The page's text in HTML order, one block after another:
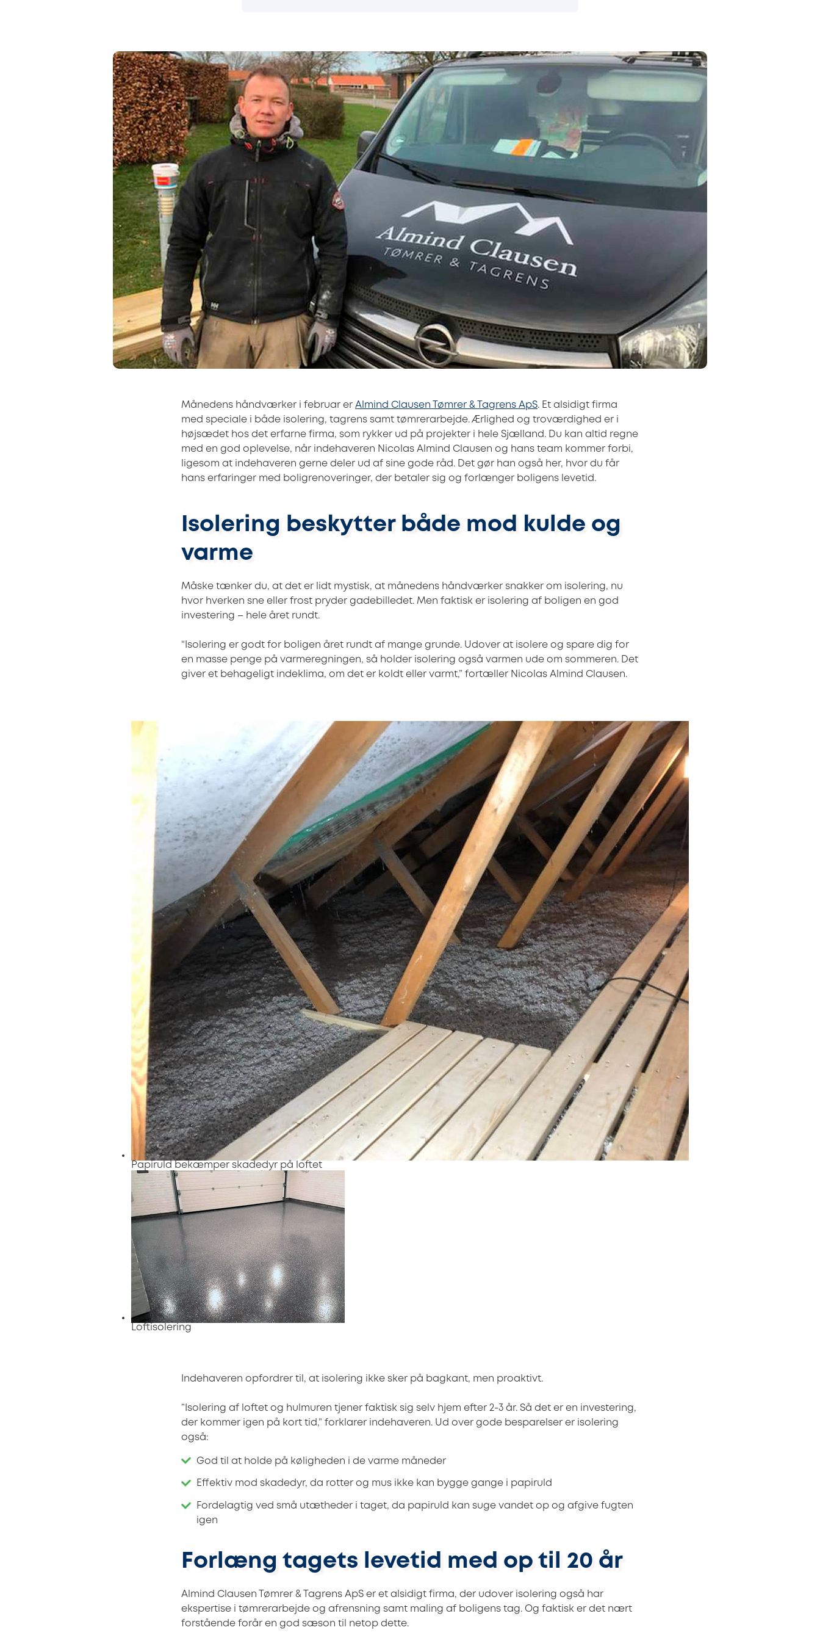
Månedens håndværker i februar er Almind Clausen Tømrer & Tagrens ApS. Et alsidigt firma
med speciale i både isolering, tagrens samt tømrerarbejde. Ærlighed og troværdighed er i
højsædet hos det erfarne firma, som rykker ud på projekter i hele Sjælland. Du kan altid regne
med en god oplevelse, når indehaveren Nicolas Almind Clausen og hans team kommer forbi,
ligesom at indehaveren gerne deler ud af sine gode råd. Det gør han også her, hvor du får
hans erfaringer med boligrenoveringer, der betaler sig og forlænger boligens levetid.
Isolering beskytter både mod kulde og
varme
Måske tænker du, at det er lidt mystisk, at månedens håndværker snakker om isolering, nu
hvor hverken sne eller frost pryder gadebilledet. Men faktisk er isolering af boligen en god
investering – hele året rundt.
“Isolering er godt for boligen året rundt af mange grunde. Udover at isolere og spare dig for
en masse penge på varmeregningen, så holder isolering også varmen ude om sommeren. Det
giver et behageligt indeklima, om det er koldt eller varmt,” fortæller Nicolas Almind Clausen.
Papiruld bekæmper skadedyr på loftet
Loftisolering
Indehaveren opfordrer til, at isolering ikke sker på bagkant, men proaktivt.
”Isolering af loftet og hulmuren tjener faktisk sig selv hjem efter 2-3 år. Så det er en investering,
der kommer igen på kort tid,” forklarer indehaveren. Ud over gode besparelser er isolering
også:
God til at holde på køligheden i de varme måneder
Effektiv mod skadedyr, da rotter og mus ikke kan bygge gange i papiruld
Fordelagtig ved små utætheder i taget, da papiruld kan suge vandet op og afgive fugten
igen
Forlæng tagets levetid med op til 20 år
Almind Clausen Tømrer & Tagrens ApS er et alsidigt firma, der udover isolering også har
ekspertise i tømrerarbejde og afrensning samt maling af boligens tag. Og faktisk er det nært
forstående forår en god sæson til netop dette.